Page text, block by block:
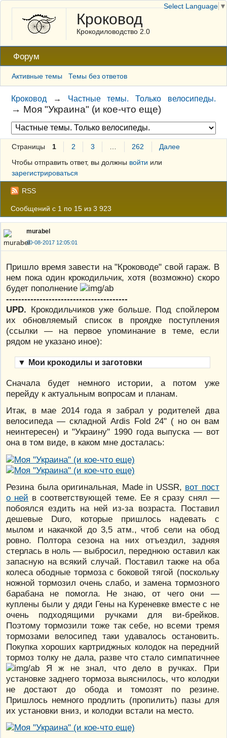
Кроковод
Крокодиловодство 2.0
Форум
Активные темы Темы без ответов
Кроковод → Частные темы. Только велосипеды.
→ Моя "Украина" (и кое-что еще)
Страницы 1 2 3 262
Далее
Чтобы отправить ответ, вы должны войти или
зарегистрироваться
RSS
Сообщений с 1 по 15 из 3 923
murabel
10-08-2017 12:05:01
Пришло время завести на "Кроководе" свой гараж. В
нем пока один крокодильчик, хотя (возможно) скоро
будет пополнение
----------------------------------------
UPD. Крокодильчиков уже больше. Под спойлером
их обновляемый список в проядке поступления
(ссылки — на первое упоминание в теме, если
рядом не указано иное):
▼ Мои крокодилы и заготовки
Cначала будет немного истории, а потом уже
перейду к актуальным вопросам и планам.
Итак, в мае 2014 года я забрал у родителей два
велосипеда — складной Ardis Fold 24" ( но он вам
неинтересен) и "Украину" 1990 года выпуска — вот
она в том виде, в каком мне досталась:
Резина была оригинальная, Made in USSR, вот пост
о ней в соответствующей теме. Ее я сразу снял —
побоялся ездить на ней из-за возраста. Поставил
дешевые Duro, которые пришлось надевать с
мылом и накачкой до 3,5 атм., чтоб сели на обод
ровно. Полтора сезона на них отъездил, задняя
стерлась в ноль — выбросил, переднюю оставил как
запасную на всякий случай. Поставил также на оба
колеса ободные тормоза с боковой тягой (поскольку
ножной тормозил очень слабо, и замена тормозного
барабана не помогла. Не знаю, от чего они —
куплены были у дяди Гены на Куреневке вместе с не
очень подходящими ручками для ви-брейков.
Поэтому тормозили тоже так себе, но всеми тремя
тормозами велосипед таки удавалось остановить.
Покупка хороших картриджных колодок на передний
тормоз толку не дала, разве что стало симпатичнее
Я ж не знал, что дело в ручках. При
установке заднего тормоза выяснилось, что колодки
не достают до обода и томозят по резине.
Пришлось немного продлить (пропилить) пазы для
их установки вниз, и колодки встали на место.
Select Language ▼